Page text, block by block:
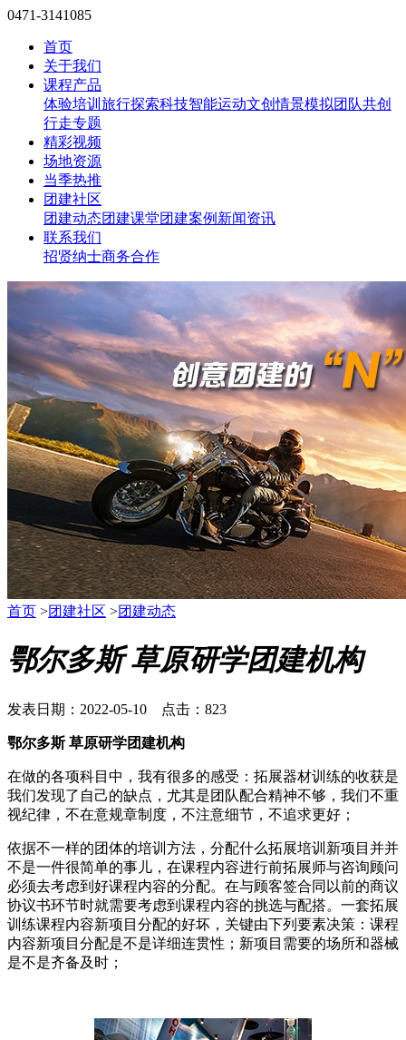
0471-3141085
首页
关于我们
课程产品
体验培训 旅行探索科技智能运动文创情景模拟团队共创
行走专题
精彩视频
场地资源
当季热推
团建社区
团建动态团建课堂团建案例 新闻资讯
联系我们
招贤纳士商务合作
首页 >团建社区 >团建动态
鄂尔多斯 草原研学团建机构
发表日期：2022-05-10 点击：823
鄂尔多斯 草原研学团建机构
在做的各项科目中，我有很多的感受：拓展器材训练的收获是
我们发现了自己的缺点，尤其是团队配合精神不够，我们不重
视纪律，不在意规章制度，不注意细节，不追求更好；
依据不一样的团体的培训方法，分配什么拓展培训新项目并并
不是一件很简单的事儿，在课程内容进行前拓展师与咨询顾问
必须去考虑到好课程内容的分配。在与顾客签合同以前的商议
协议书环节时就需要考虑到课程内容的挑选与配搭。一套拓展
训练课程内容新项目分配的好坏，关键由下列要素决策：课程
内容新项目分配是不是详细连贯性；新项目需要的场所和器械
是不是齐备及时；